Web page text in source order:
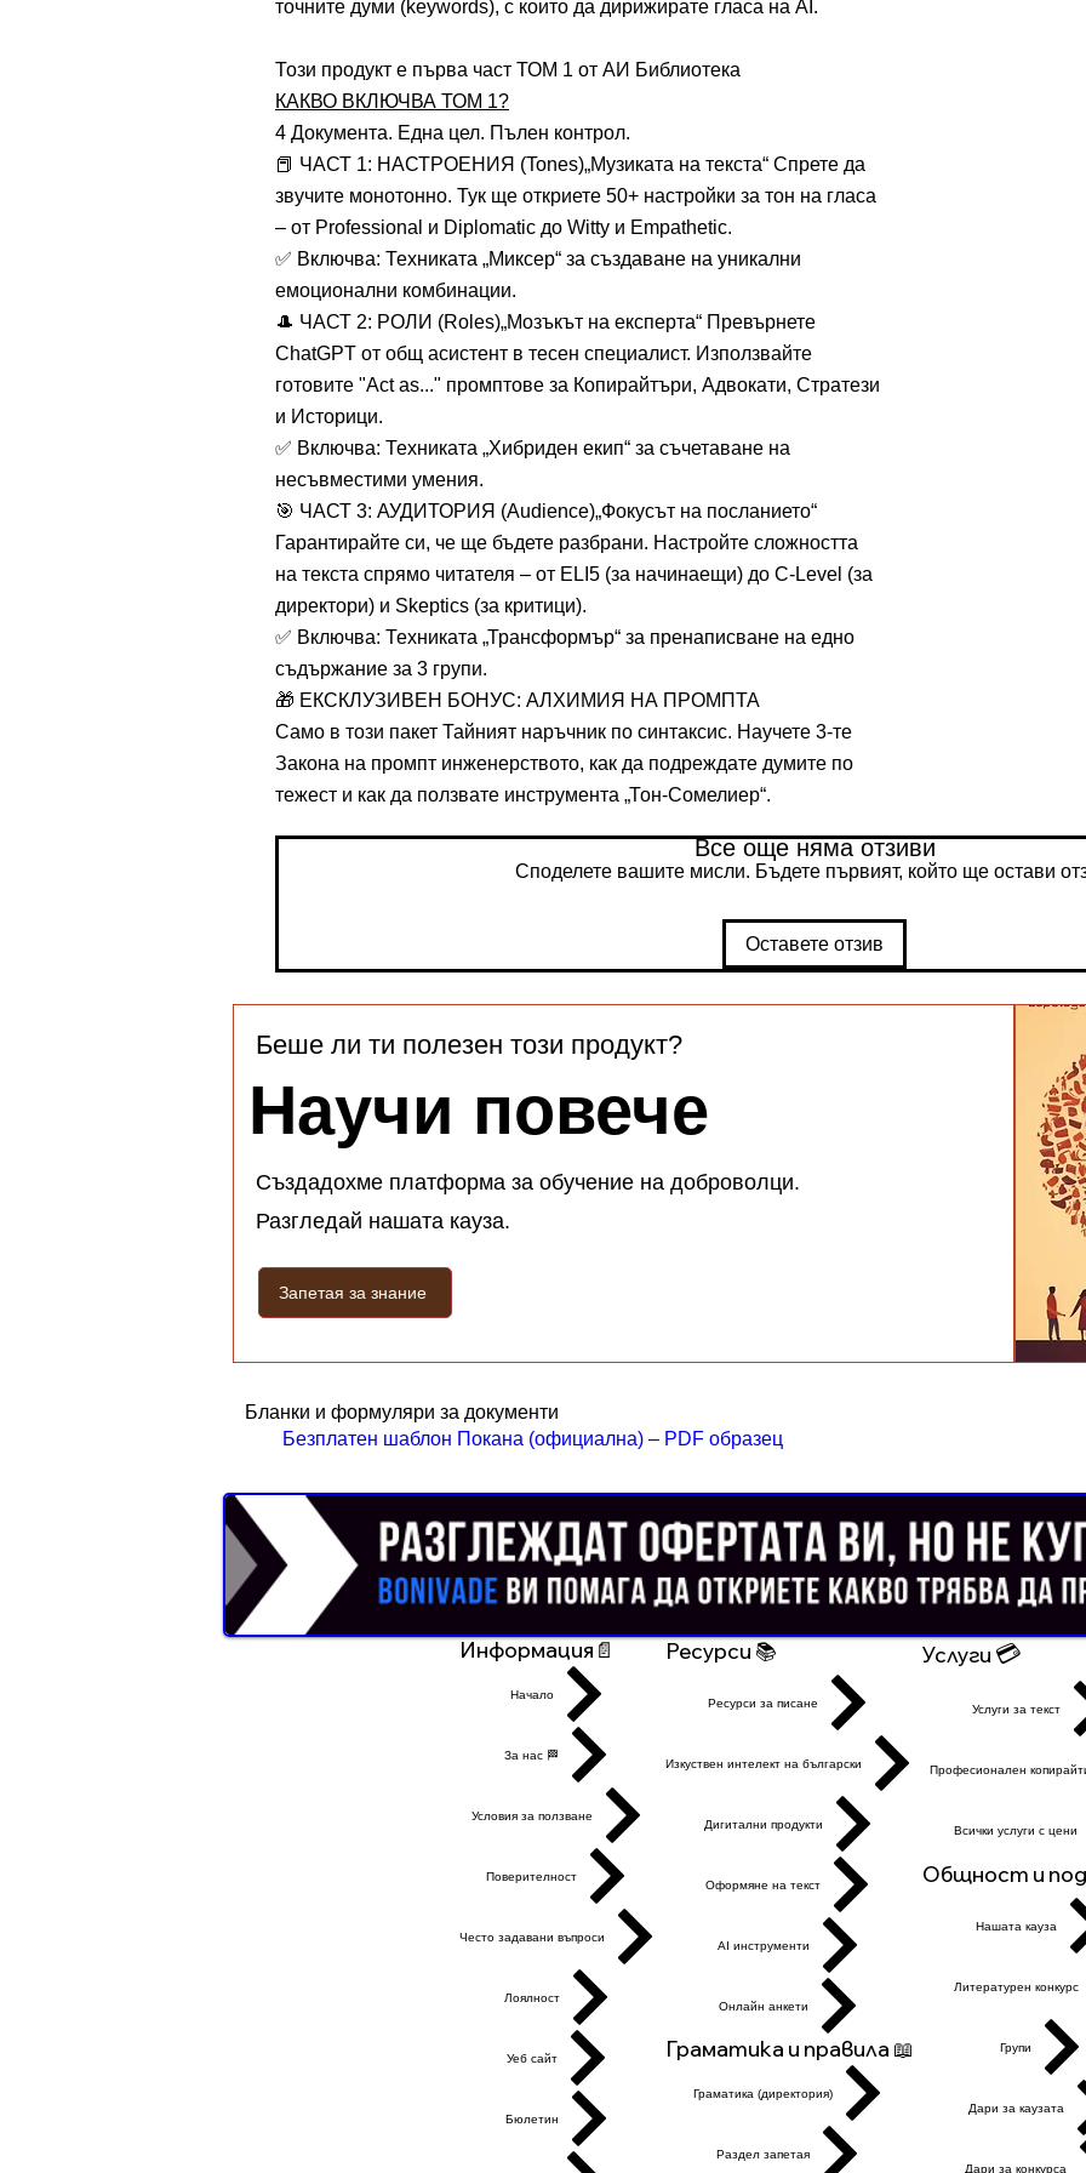
точните думи (keywords), с които да дирижирате гласа на AI.
Този продукт е първа част ТОМ 1 от АИ Библиотека
КАКВО ВКЛЮЧВА ТОМ 1?
4 Документа. Една цел. Пълен контрол.
📕 ЧАСТ 1: НАСТРОЕНИЯ (Tones)„Музиката на текста“ Спрете да
звучите монотонно. Тук ще откриете 50+ настройки за тон на гласа
– от Professional и Diplomatic до Witty и Empathetic.
✅ Включва: Техниката „Миксер“ за създаване на уникални
емоционални комбинации.
🎩 ЧАСТ 2: РОЛИ (Roles)„Мозъкът на експерта“ Превърнете
ChatGPT от общ асистент в тесен специалист. Използвайте
готовите "Act as..." промптове за Копирайтъри, Адвокати, Стратези
и Историци.
✅ Включва: Техниката „Хибриден екип“ за съчетаване на
несъвместими умения.
🎯 ЧАСТ 3: АУДИТОРИЯ (Audience)„Фокусът на посланието“
Гарантирайте си, че ще бъдете разбрани. Настройте сложността
на текста спрямо читателя – от ELI5 (за начинаещи) до C-Level (за
директори) и Skeptics (за критици).
✅ Включва: Техниката „Трансформър“ за пренаписване на едно
съдържание за 3 групи.
🎁 ЕКСКЛУЗИВЕН БОНУС: АЛХИМИЯ НА ПРОМПТА
Само в този пакет Тайният наръчник по синтаксис. Научете 3-те
Закона на промпт инженерството, как да подреждате думите по
тежест и как да ползвате инструмента „Тон-Сомелиер“.
Все още няма отзиви
Споделете вашите мисли. Бъдете първият, който ще остави
Оставете отзив
Беше ли ти полезен този продукт?
Научи повече
Създадохме платформа за обучение на доброволци.
Разгледай нашата кауза.
Запетая за знание
Бланки и формуляри за документи
преглед
Безплатен шаблон Покана (официална) – PDF образец
Информация📄
Начало
За нас 🏁
Условия за ползване
Поверителност
Често задавани въпроси
Лоялност
Уеб сайт
Бюлетин
Ресурси 📚
Ресурси за писане
Изкуствен интелект на български
Дигитални продукти
Оформяне на текст
AI инструменти
Онлайн анкети
Граматика и правила 📖
Граматика (директория)
Раздел запетая
Услуги 💳
Услуги за текст
Професионален
Всички услуги с цени
Общност и
Нашата кауза
Литературен конкурс
Групи
Дари за каузата
Дари за конкурса